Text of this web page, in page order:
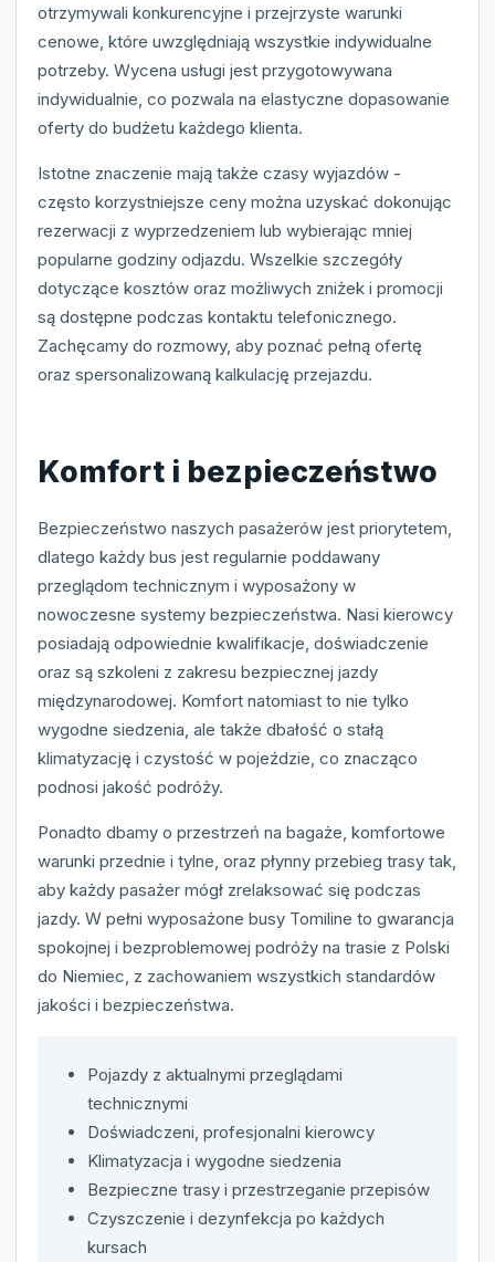
otrzymywali konkurencyjne i przejrzyste warunki
cenowe, które uwzględniają wszystkie indywidualne
potrzeby. Wycena usługi jest przygotowywana
indywidualnie, co pozwala na elastyczne dopasowanie
oferty do budżetu każdego klienta.
Istotne znaczenie mają także czasy wyjazdów -
często korzystniejsze ceny można uzyskać dokonując
rezerwacji z wyprzedzeniem lub wybierając mniej
popularne godziny odjazdu. Wszelkie szczegóły
dotyczące kosztów oraz możliwych zniżek i promocji
są dostępne podczas kontaktu telefonicznego.
Zachęcamy do rozmowy, aby poznać pełną ofertę
oraz spersonalizowaną kalkulację przejazdu.
Komfort i bezpieczeństwo
Bezpieczeństwo naszych pasażerów jest priorytetem,
dlatego każdy bus jest regularnie poddawany
przeglądom technicznym i wyposażony w
nowoczesne systemy bezpieczeństwa. Nasi kierowcy
posiadają odpowiednie kwalifikacje, doświadczenie
oraz są szkoleni z zakresu bezpiecznej jazdy
międzynarodowej. Komfort natomiast to nie tylko
wygodne siedzenia, ale także dbałość o stałą
klimatyzację i czystość w pojeździe, co znacząco
podnosi jakość podróży.
Ponadto dbamy o przestrzeń na bagaże, komfortowe
warunki przednie i tylne, oraz płynny przebieg trasy tak,
aby każdy pasażer mógł zrelaksować się podczas
jazdy. W pełni wyposażone busy Tomiline to gwarancja
spokojnej i bezproblemowej podróży na trasie z Polski
do Niemiec, z zachowaniem wszystkich standardów
jakości i bezpieczeństwa.
Pojazdy z aktualnymi przeglądami
technicznymi
Doświadczeni, profesjonalni kierowcy
Klimatyzacja i wygodne siedzenia
Bezpieczne trasy i przestrzeganie przepisów
Czyszczenie i dezynfekcja po każdych
kursach